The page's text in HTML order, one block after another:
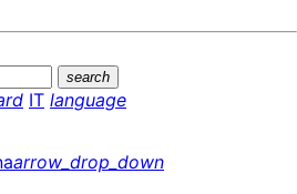
search
IT language
arrow_drop_down